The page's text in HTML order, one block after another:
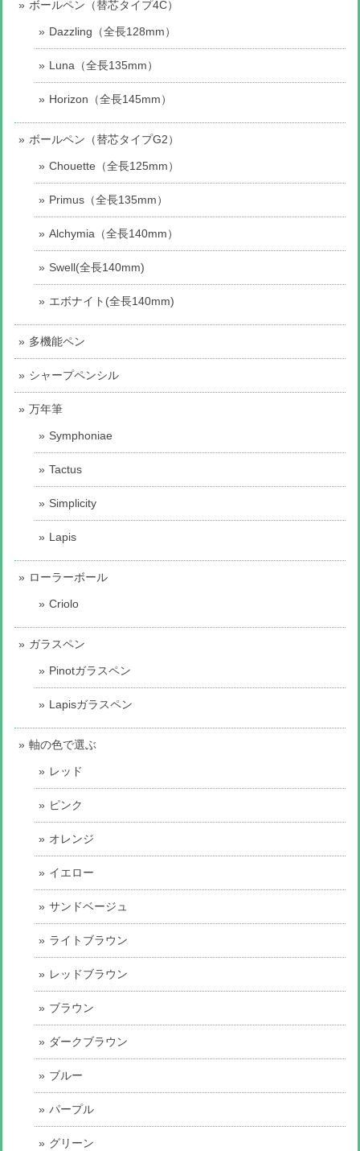
ボールペン（替芯タイプ4C）
Dazzling（全長128mm）
Luna（全長135mm）
Horizon（全長145mm）
ボールペン（替芯タイプG2）
Chouette（全長125mm）
Primus（全長135mm）
Alchymia（全長140mm）
Swell(全長140mm)
エボナイト(全長140mm)
多機能ペン
シャープペンシル
万年筆
Symphoniae
Tactus
Simplicity
Lapis
ローラーボール
Criolo
ガラスペン
Pinotガラスペン
Lapisガラスペン
軸の色で選ぶ
レッド
ピンク
オレンジ
イエロー
サンドベージュ
ライトブラウン
レッドブラウン
ブラウン
ダークブラウン
ブルー
パープル
グリーン